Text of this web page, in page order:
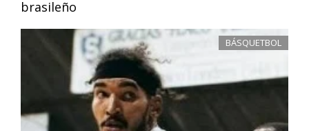
brasileño
BÁSQUETBOL